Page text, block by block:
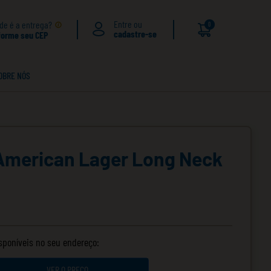
é a entrega?
seu CEP
0
NÓS
Lager Long Neck
no seu endereço: